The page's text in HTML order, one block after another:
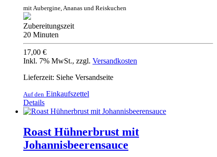
mit Aubergine, Ananas und Reiskuchen
Zubereitungszeit
20 Minuten
17,00 €
Inkl. 7% MwSt., zzgl. Versandkosten
Lieferzeit: Siehe Versandseite
Auf den Einkaufszettel
Details
Roast Hühnerbrust mit
Johannisbeerensauce